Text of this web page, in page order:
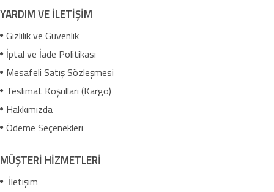
YARDIM VE İLETİŞİM
Gizlilik ve Güvenlik
İptal ve İade Politikası
Mesafeli Satış Sözleşmesi
Teslimat Koşulları (Kargo)
Hakkımızda
Ödeme Seçenekleri
MÜŞTERİ HİZMETLERİ
İletişim